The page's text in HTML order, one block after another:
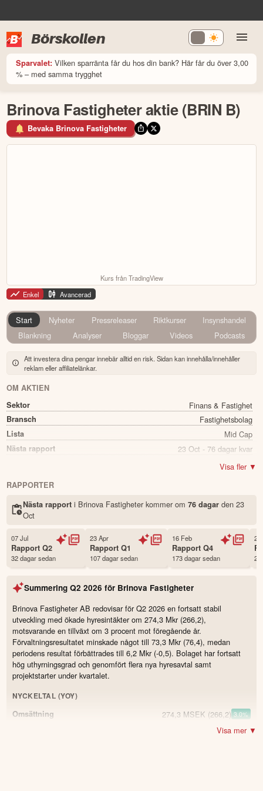
Börskollen
Sparvalet: Vilken sparränta får du hos din bank? Här får du över 3,00
% – med samma trygghet
Brinova Fastigheter aktie (BRIN B)
Bevaka Brinova Fastigheter
Kurs från TradingView
Enkel
Avancerad
Start Nyheter Pressreleaser Riktkurser
Insynshandel
Blankning
Analyser Bloggar Videos Podcasts
Att investera dina pengar innebär alltid en risk. Sidan kan innehålla/innehåller
reklam eller affiliatelänkar.
OM AKTIEN
Sektor
Finans & Fastighet
Bransch Fastighetsbolag
Lista Mid Cap
Nästa rapport 23 Oct - 76 dagar kvar
Nej
Status Noterad
Land
Första handelsdag 19 Nov 2003
Antal ägare Avanza
Antal ägare Nordnet
Källa:
Visa fler ▼
RAPPORTER
Nästa rapporti Brinova Fastigheter kommerom76 dagar den23
Oct
07 Jul
RapportQ2
32 dagar sedan
23 Apr
RapportQ1
107 dagar sedan
16 Feb
RapportQ4
173 dagar sedan
24
Summering Q2 2026 för Brinova Fastigheter
Brinova Fastigheter AB redovisar för Q2 2026 en fortsatt stabil
utveckling med ökade hyresintäkter om 274,3 Mkr (266,2),
motsvarande en tillväxt om 3 procent mot föregående år.
Förvaltningsresultatet minskade något till 73,3 Mkr (76,4), medan
periodens resultat förbättrades till 6,2 Mkr (-0,5). Bolaget har fortsatt
hög uthyrningsgrad och genomfört flera nya hyresavtal samt
projektstarter under kvartalet.
NYCKELTAL (YOY)
Omsättning
274,3 MSEK (266,2) 3.0%
(76,4) -4.1%
Visa mer ▼